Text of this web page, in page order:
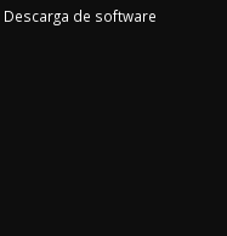
Descarga de software